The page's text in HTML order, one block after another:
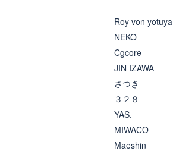
Roy von yotuya
NEKO
Cgcore
JIN IZAWA
さつき
３２８
YAS.
MIWACO
Maeshin